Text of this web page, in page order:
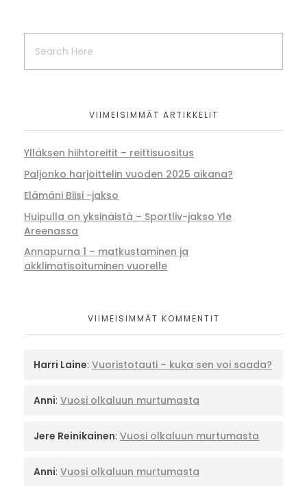
VIIMEISIMMÄT ARTIKKELIT
Ylläksen hiihtoreitit – reittisuositus
Paljonko harjoittelin vuoden 2025 aikana?
Elämäni Biisi -jakso
Huipulla on yksinäistä – Sportliv-jakso Yle
Areenassa
Annapurna 1 – matkustaminen ja
akklimatisoituminen vuorelle
VIIMEISIMMÄT KOMMENTIT
Harri Laine: Vuoristotauti – kuka sen voi saada?
Anni: Vuosi olkaluun murtumasta
Jere Reinikainen: Vuosi olkaluun murtumasta
Anni: Vuosi olkaluun murtumasta